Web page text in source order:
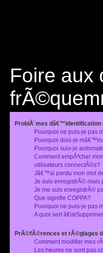
Foire aux
ProblÃ¨mes
Pourquoi ne puis-je pas
Pourquoi dois-je
Pourquoi suis-je
Comment empÃªcher
utilisateurs connectÃ©s?
Jâ€™ai perdu mon mot
Je suis enregistrÃ© mais
Je me suis enregistrÃ©
Que signifie COPPA?
Pourquoi ne puis-je pas
A quoi sert
PrÃ©fÃ©rences et rÃ©glages
Comment modifier mes
Les heures ne sont pas